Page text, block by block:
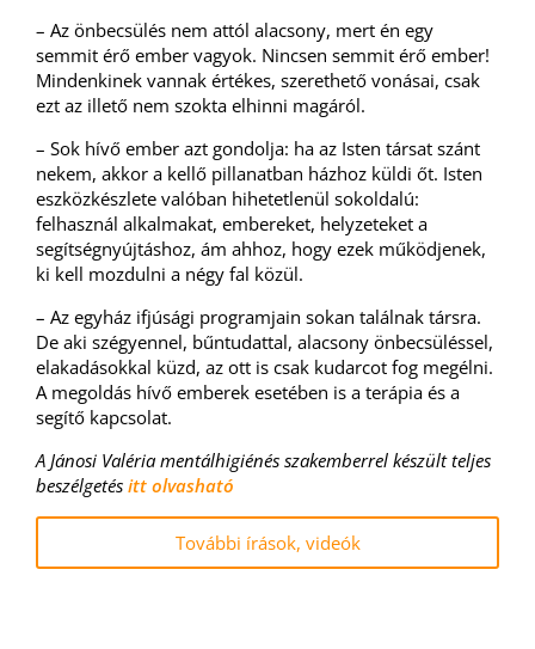
– Az önbecsülés nem attól alacsony, mert én egy
semmit érő ember vagyok. Nincsen semmit érő ember!
Mindenkinek vannak értékes, szerethető vonásai, csak
ezt az illető nem szokta elhinni magáról.
– Sok hívő ember azt gondolja: ha az Isten társat szánt
nekem, akkor a kellő pillanatban házhoz küldi őt. Isten
eszközkészlete valóban hihetetlenül sokoldalú:
felhasznál alkalmakat, embereket, helyzeteket a
segítségnyújtáshoz, ám ahhoz, hogy ezek működjenek,
ki kell mozdulni a négy fal közül.
– Az egyház ifjúsági programjain sokan találnak társra.
De aki szégyennel, bűntudattal, alacsony önbecsüléssel,
elakadásokkal küzd, az ott is csak kudarcot fog megélni.
A megoldás hívő emberek esetében is a terápia és a
segítő kapcsolat.
A Jánosi Valéria mentálhigiénés szakemberrel készült teljes
beszélgetés itt olvasható
További írások, videók